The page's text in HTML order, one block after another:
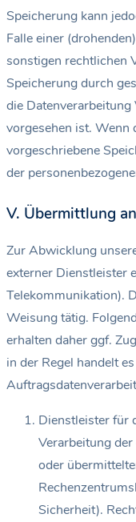
Speicherung kann
Falle einer
sonstigen rechtlichen
Speicherung durch
die
vorgesehen ist. Wenn
vorgeschriebene
der
V. Übermittlung
Zur Abwicklung
externer Dienstleister
Telekommunikation).
Weisung tätig.
erhalten daher ggf.
in der Regel handelt
Dienstleister für
Verarbeitung
oder
Sicherheit).